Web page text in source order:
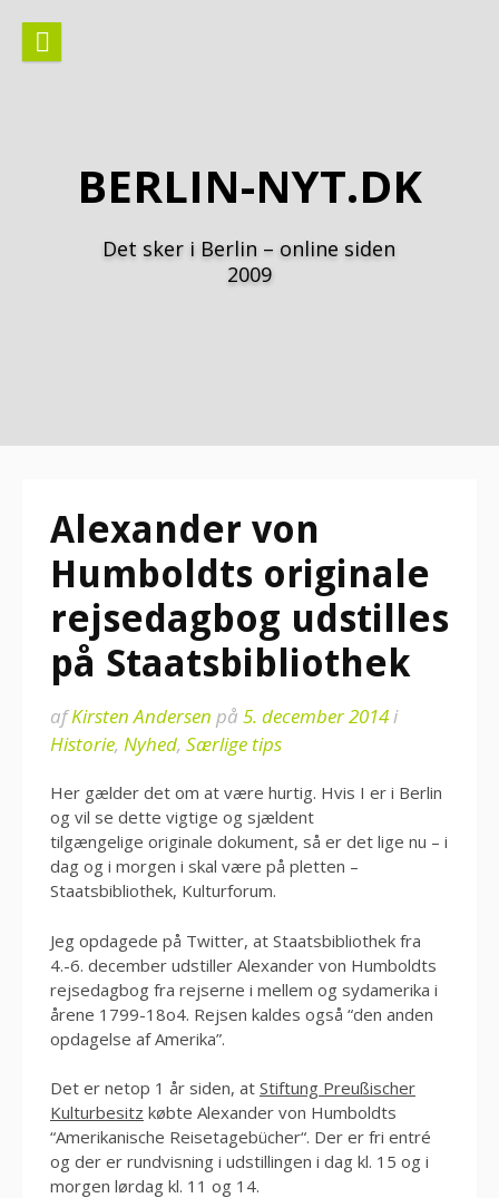
indhold
BERLIN-NYT.DK
Det sker i Berlin – online siden
2009
Alexander von
Humboldts originale
rejsedagbog udstilles
på Staatsbibliothek
afKirsten Andersen på 5. december 2014i
Historie, Nyhed, Særlige tips
Her gælder det om at være hurtig. Hvis I er i Berlin
og vil se dette vigtige og sjældent
tilgængelige originale dokument, så er det lige nu – i
dag og i morgen i skal være på pletten –
Staatsbibliothek, Kulturforum.
Jeg opdagede på Twitter, at Staatsbibliothek fra
4.-6. december udstiller Alexander von Humboldts
rejsedagbog fra rejserne i mellem og sydamerika i
årene 1799-18o4. Rejsen kaldes også “den anden
opdagelse af Amerika”.
Det er netop 1 år siden, at Stiftung Preußischer
Kulturbesitz købte Alexander von Humboldts
“Amerikanische Reisetagebücher“. Der er fri entré
og der er rundvisning i udstillingen i dag kl. 15 og i
morgen lørdag kl. 11 og 14.